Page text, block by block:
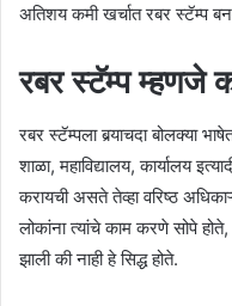
अतिशय कमी खर्चात रबर स्टॅम्प
रबर स्टॅम्प म्हणजे
रबर स्टॅम्पला बर्‍याचदा बोलक्या
शाळा, महाविद्यालय, कार्यालय
करायची असते तेव्हा वरिष्ठ
लोकांना त्यांचे काम करणे सोपे
झाली की नाही हे सिद्ध होते.